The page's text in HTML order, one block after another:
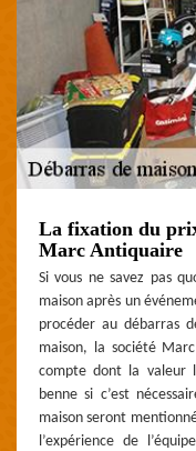
La fixation du
Marc Antiquaire
Si vous ne savez pas
maison après un
procéder au débarras
maison, la société
compte dont la valeur
benne si c’est
maison seront
l’expérience de